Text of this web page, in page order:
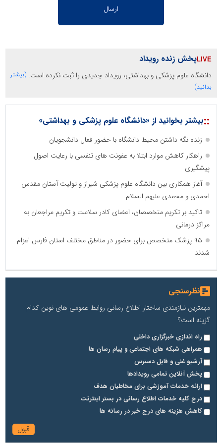
پخش زنده رویداد
دانشگاه علوم پزشکی و بهداشتی، رویداد جدیدی را ثبت نکرده است. (بیشتر
بدانید)
::بیشتر بخوانید از «دانشگاه علوم پزشکی و بهداشتی»
زنده نگه داشتن محیط دانشگاه با حضور فعال دانشجویان
راهکار کاهش موارد ابتلا به عفونت های تنفسی با رعایت اصول
پیشگیری
آغاز همکاری بین دانشگاه علوم پزشکی شیراز و تولیت آستان مقدس
احمدی و محمدی علیهم السلام
تاکید بر تکریم متخصصان، اعضای کادر سلامت و تکریم مراجعان به
مراکز درمانی
۹۵ پزشک متخصص برای حضور در مناطق مختلف استان فارس اعزام
شدند
نظرسنجی
مهمترین نیازمندی ساختار اطلاع رسانی روابط عمومی های نوین کدام
گزینه است؟
راه اندازی خبرگزاری داخلی
همراهی شبکه های اجتماعی و پیام رسان ها
آرشیو غنی و قابل دسترس
پخش آنلاین تمامی رویدادها
ارائه خدمات آموزشی برای مخاطیان هدف
درج کلیه خدمات اطلاع رسانی در بستر اینترنت
کاهش هزینه های درج خبر در رسانه ها